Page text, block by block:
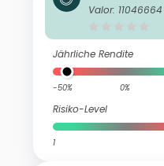
Valor: 11046664
Jährliche Rendite
-50% 0%
Risiko-Level
1